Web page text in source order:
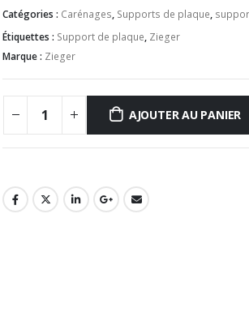
Catégories : Carénages, Supports de plaque,
Étiquettes : Support de plaque, Zieger
Marque : Zieger
AJOUTER AU PANIER